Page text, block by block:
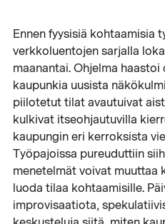
Ennen fyysisiä kohtaamisia
verkkoluentojen sarjalla
maanantai. Ohjelma
kaupunkia uusista
piilotetut tilat avautuivat
kulkivat itseohjautuvilla
kaupungin eri kerroksista
Työpajoissa pureuduttiin
menetelmät voivat muuttaa
luoda tilaa kohtaamisille.
improvisaatiota,